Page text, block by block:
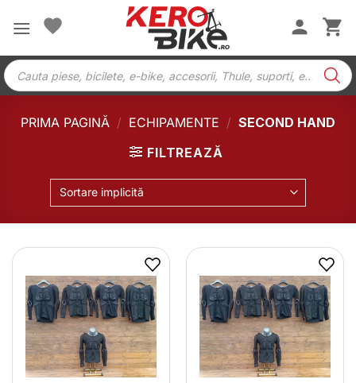
Products
search
PRIMA PAGINĂ / ECHIPAMENTE / SECOND HAND
FILTREAZĂ
Sortare implicită